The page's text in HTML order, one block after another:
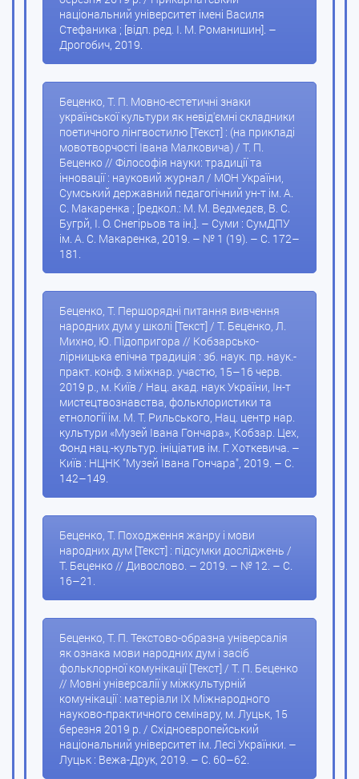
національний університет імені Василя
Стефаника ; [відп. ред. І. М. Романишин]. –
Дрогобич, 2019.
Беценко, Т. П. Мовно-естетичні знаки
української культури як невід'ємні складники
поетичного лінгвостилю [Текст] : (на прикладі
мовотворчості Івана Малковича) / Т. П.
Беценко // Філософія науки: традиції та
інновації : науковий журнал / МОН України,
Сумський державний педагогічний ун-т ім. А.
С. Макаренка ; [редкол.: М. М. Ведмедєв, В. С.
Бугрй, І. О. Снегірьов та ін.]. – Суми : СумДПУ
ім. А. С. Макаренка, 2019. – № 1 (19). – С. 172–
181.
Беценко, Т. Першорядні питання вивчення
народних дум у школі [Текст] / Т. Беценко, Л.
Михно, Ю. Підопригора // Кобзарсько-
лірницька епічна традиція : зб. наук. пр. наук.-
практ. конф. з міжнар. участю, 15–16 черв.
2019 р., м. Київ / Нац. акад. наук України, Ін-т
мистецтвознавства, фольклористики та
етнології ім. М. Т. Рильського, Нац. центр нар.
культури «Музей Івана Гончара», Кобзар. Цех,
Фонд нац.-культур. ініціатив ім. Г. Хоткевича. –
Київ : НЦНК "Музей Івана Гончара", 2019. – С.
142–149.
Беценко, Т. Походження жанру і мови
народних дум [Текст] : підсумки досліджень /
Т. Беценко // Дивослово. – 2019. – № 12. – С.
16–21.
Беценко, Т. П. Текстово-образна універсалія
як ознака мови народних дум і засіб
фольклорної комунікації [Текст] / Т. П. Беценко
// Мовні універсалії у міжкультурній
комунікації : матеріали ІХ Міжнародного
науково-практичного семінару, м. Луцьк, 15
березня 2019 р. / Східноєвропейський
національний університет ім. Лесі Українки. –
Луцьк : Вежа-Друк, 2019. – С. 60–62.